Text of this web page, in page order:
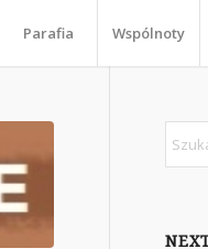
Parafia Wspólnoty